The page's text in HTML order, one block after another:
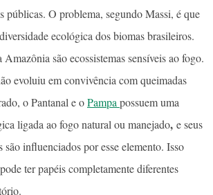
públicas. O problema, segundo Massi, é que
ecológica dos biomas brasileiros.
são ecossistemas sensíveis ao fogo.
evoluiu em convivência com queimadas
o Pantanal e oPampapossuem uma
ligada ao fogo natural ou manejado, e seus
são influenciados por esse elemento. Isso
ter papéis completamente diferentes